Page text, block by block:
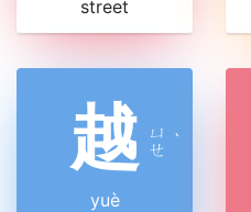
street
越 ㄩ
ㄝ ˋ
yuè